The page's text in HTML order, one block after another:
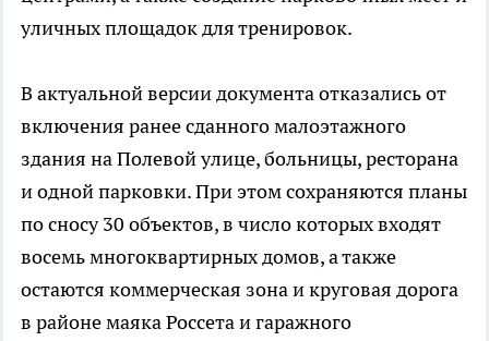
уличных площадок для тренировок.
В актуальной версии документа отказались от
включения ранее сданного малоэтажного
здания на Полевой улице, больницы, ресторана
и одной парковки. При этом сохраняются планы
по сносу 30 объектов, в число которых входят
восемь многоквартирных домов, а также
остаются коммерческая зона и круговая дорога
в районе маяка Россета и гаражного